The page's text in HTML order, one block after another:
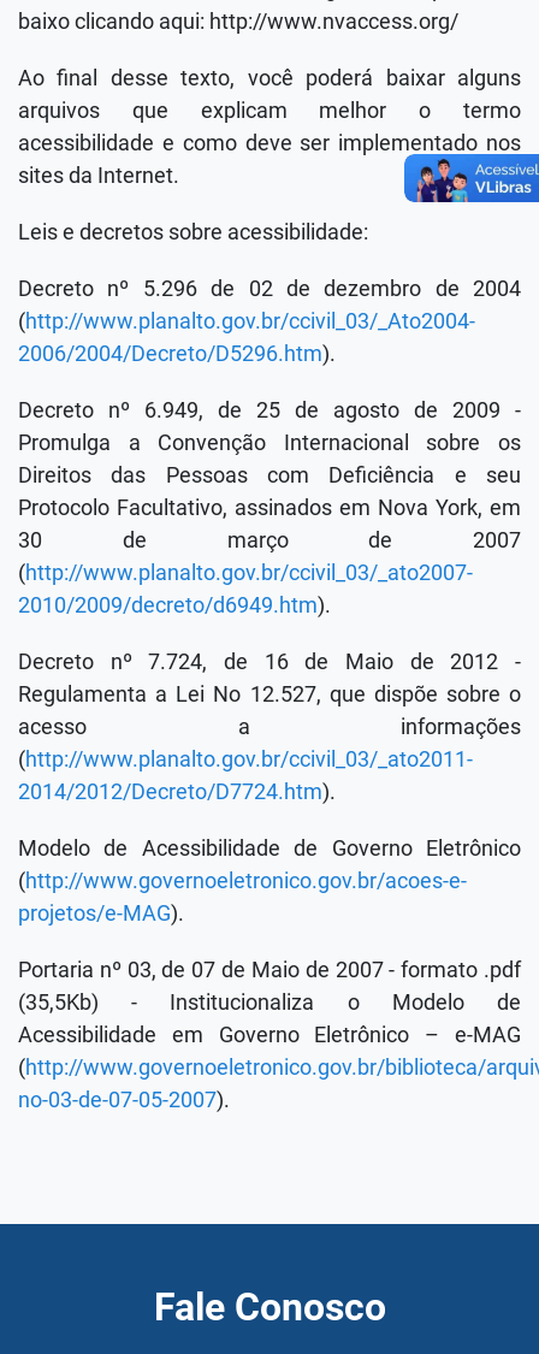
baixo clicando aqui: http://www.nvaccess.org/
Ao final desse texto, você poderá baixar alguns
arquivos que explicam melhor o termo
acessibilidade e como deve ser implementado nos
sites da Internet.
Leis e decretos sobre acessibilidade:
Decreto nº 5.296 de 02 de dezembro de 2004
(http://www.planalto.gov.br/ccivil_03/_Ato2004-
2006/2004/Decreto/D5296.htm).
Decreto nº 6.949, de 25 de agosto de 2009 -
Promulga a Convenção Internacional sobre os
Direitos das Pessoas com Deficiência e seu
Protocolo Facultativo, assinados em Nova York, em
30 de março de 2007
(http://www.planalto.gov.br/ccivil_03/_ato2007-
2010/2009/decreto/d6949.htm).
Decreto nº 7.724, de 16 de Maio de 2012 -
Regulamenta a Lei No 12.527, que dispõe sobre o
acesso a informações
(http://www.planalto.gov.br/ccivil_03/_ato2011-
2014/2012/Decreto/D7724.htm).
Modelo de Acessibilidade de Governo Eletrônico
(http://www.governoeletronico.gov.br/acoes-e-
projetos/e-MAG).
Portaria nº 03, de 07 de Maio de 2007 - formato .pdf
(35,5Kb) - Institucionaliza o Modelo de
Acessibilidade em Governo Eletrônico – e-MAG
(http://www.governoeletronico.gov.br/biblioteca/
no-03-de-07-05-2007).
Fale Conosco